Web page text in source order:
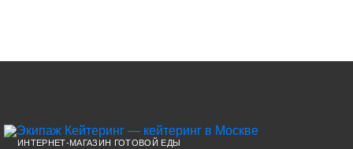
ИНТЕРНЕТ-МАГАЗИН ГОТОВОЙ ЕДЫ